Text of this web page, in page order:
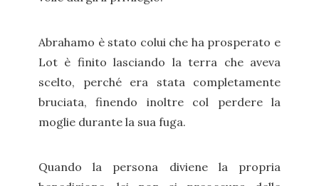
Abrahamo è stato colui che ha prosperato e
Lot è finito lasciando la terra che aveva
scelto, perché era stata completamente
bruciata, finendo inoltre col perdere la
moglie durante la sua fuga.
Quando la persona diviene la propria